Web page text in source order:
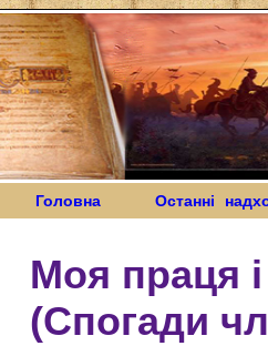
Головна Останні
Моя праця
(Спогади